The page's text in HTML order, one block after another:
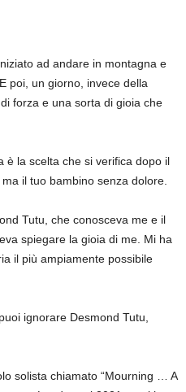
ad andare in montagna e
poi, un giorno, invece della
forza e una sorta di gioia che
è la scelta che si verifica dopo il
il tuo bambino senza dolore.
Tutu, che conosceva me e il
spiegare la gioia di me. Mi ha
il più ampiamente possibile
ignorare Desmond Tutu,
solista chiamato “Mourning … A